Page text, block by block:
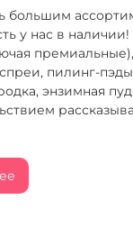
большим
у нас в
пилинг-
энзимная